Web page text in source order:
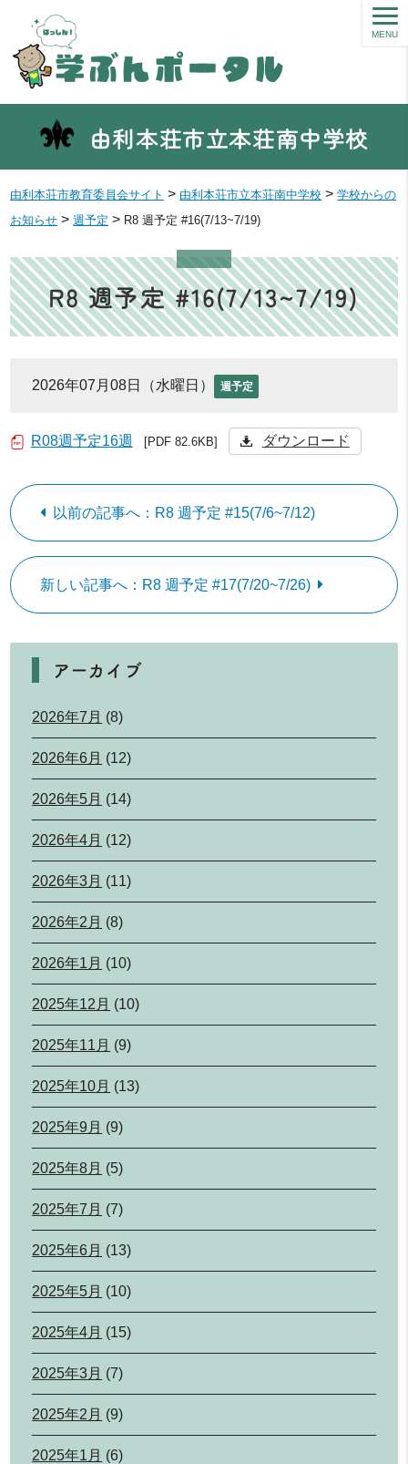
由利本荘市立本荘南中学校
MENU
由利本荘市教育委員会サイト > 由利本荘市立本荘南中学校 >学校からの
お知らせ >週予定 > R8 週予定 #16(7/13~7/19)
R8 週予定 #16(7/13~7/19)
2026年07月08日（水曜日） 週予定
R08週予定16週 [PDF 82.6KB] ダウンロード
以前の記事へ：R8 週予定 #15(7/6~7/12)
新しい記事へ：R8 週予定 #17(7/20~7/26)
アーカイブ
2026年7月 (8)
2026年6月 (12)
2026年5月 (14)
2026年4月 (12)
2026年3月 (11)
2026年2月 (8)
2026年1月 (10)
2025年12月 (10)
2025年11月 (9)
2025年10月 (13)
2025年9月 (9)
2025年8月 (5)
2025年7月 (7)
2025年6月 (13)
2025年5月 (10)
2025年4月 (15)
2025年3月 (7)
2025年2月 (9)
2025年1月 (6)